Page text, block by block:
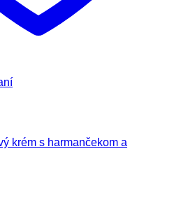
krém s harmančekom a